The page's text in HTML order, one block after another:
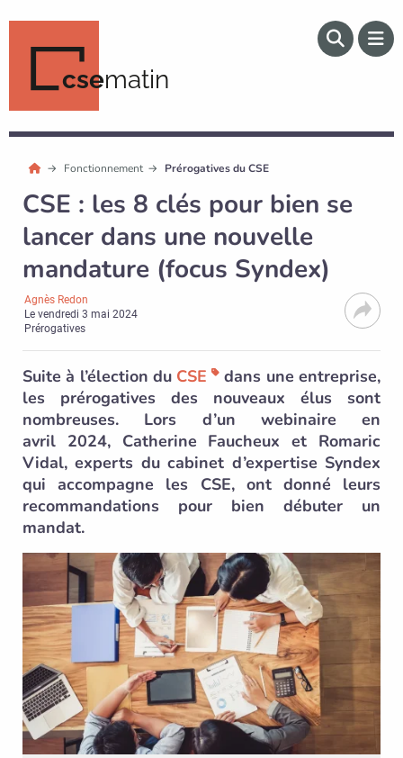
csematin
Fonctionnement Prérogatives du CSE
CSE : les 8 clés pour bien se
lancer dans une nouvelle
mandature (focus Syndex)
Agnès Redon
Levendredi 3 mai 2024
Prérogatives
Suite à l’élection du CSE
dans une entreprise,
les prérogatives des nouveaux élus sont
nombreuses. Lors d’un webinaire en
avril 2024, Catherine Faucheux et Romaric
Vidal, experts du cabinet d’expertise Syndex
qui accompagne les CSE, ont donné leurs
recommandations pour bien débuter un
mandat.